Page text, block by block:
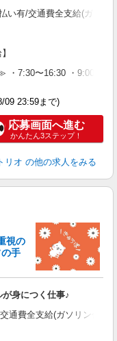
有/交通費全支給(ガソリ
・7:30〜16:30 ・9:00〜
09 23:59まで)
応募画面へ進む
かんたん3ステップ！
リオ の他の求人をみる
視の
手
身につく仕事♪
通費全支給(ガソリン代含